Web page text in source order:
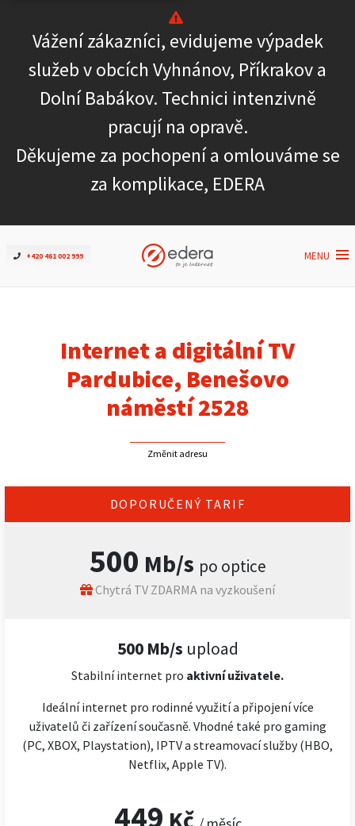
Vážení zákazníci, evidujeme výpadek
služeb v obcích Vyhnánov, Příkrakov a
Dolní Babákov. Technici intenzivně
pracují na opravě.
Děkujeme za pochopení a omlouváme se
za komplikace, EDERA
+420 461 002 999 MENU
Ověřit dostupnost
Internet
ČEZNET TV
Podpora
Internet a digitální TV
Pardubice, Benešovo
náměstí 2528
Změnit adresu
DOPORUČENÝ TARIF
500 Mb/s po optice
Chytrá TV ZDARMA na vyzkoušení
500 Mb/s upload
Stabilní internet pro aktivní uživatele.
Ideální internet pro rodinné využití a připojení více
uživatelů či zařízení současně. Vhodné také pro gaming
(PC, XBOX, Playstation), IPTV a streamovací služby (HBO,
Netflix, Apple TV).
449 Kč